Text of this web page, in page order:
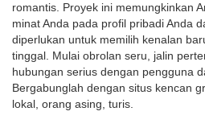
romantis. Proyek ini memungkinkan
minat Anda pada profil pribadi Anda
diperlukan untuk memilih kenalan
tinggal. Mulai obrolan seru, jalin
hubungan serius dengan pengguna
Bergabunglah dengan situs kencan
lokal, orang asing, turis.